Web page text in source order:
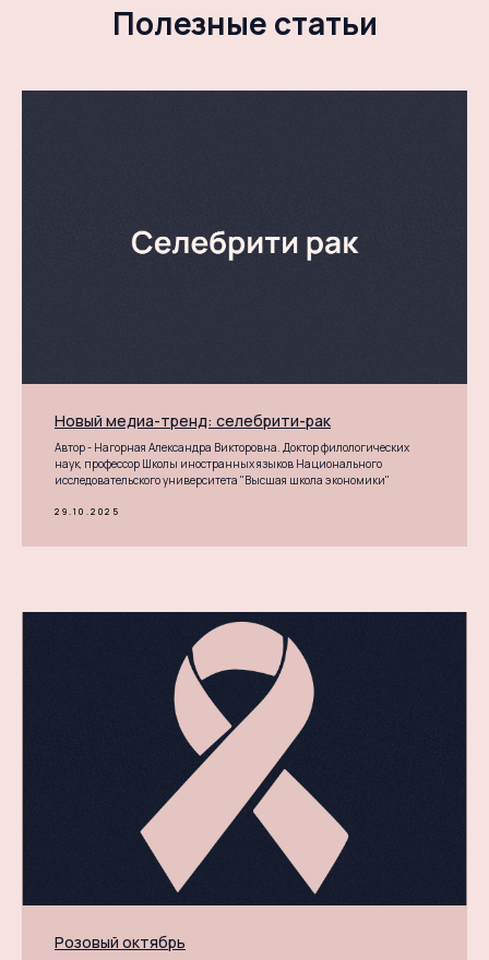
Полезные статьи
Новый медиа-тренд: селебрити-рак
Автор - Нагорная Александра Викторовна. Доктор филологических
наук, профессор Школы иностранных языков Национального
исследовательского университета "Высшая школа экономики"
29.10.2025
Розовый октябрь